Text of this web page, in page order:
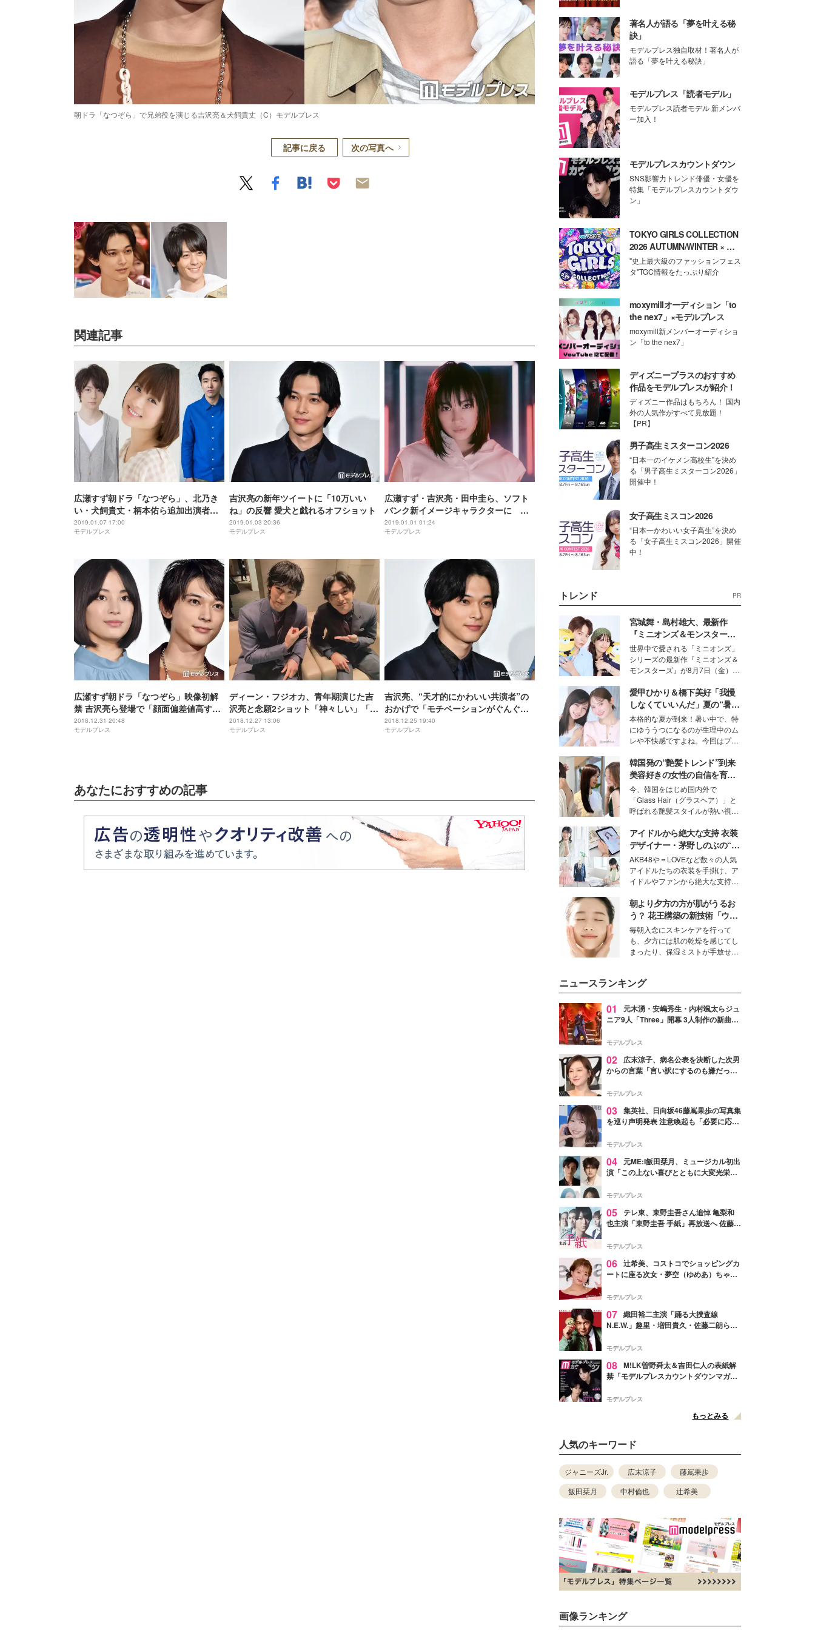
朝ドラ「なつぞら」で兄弟役を演じる吉沢亮＆犬飼貴丈（C）モデルプレス
記事に戻る 次の写真へ
関連記事
広瀬すず朝ドラ「なつぞら」、北乃き
い・犬飼貴丈・柄本佑ら追加出演者発
表
2019.01.07 17:00
モデルプレス
吉沢亮の新年ツイートに「10万いい
ね」の反響 愛犬と戯れるオフショット
2019.01.03 20:36
モデルプレス
広瀬すず・吉沢亮・田中圭ら、ソフト
バンク新イメージキャラクターに ド
派手アクションも
2019.01.01 01:24
モデルプレス
広瀬すず朝ドラ「なつぞら」映像初解
禁 吉沢亮ら登場で「顔面偏差値高す
ぎ」＜紅白本番＞
2018.12.31 20:48
モデルプレス
ディーン・フジオカ、青年期演じた吉
沢亮と念願2ショット「神々しい」「イ
ケメンの相乗効果」＜レ・ミゼラブル
終わりなき旅路＞
2018.12.27 13:06
モデルプレス
吉沢亮、“天才的にかわいい共演者”の
おかげで「モチベーションがぐんぐ
ん」＜レ・ミゼラブル 終わりなき旅路
＞
2018.12.25 19:40
モデルプレス
あなたにおすすめの記事
著名人が語る「夢を叶える秘
訣」
モデルプレス独自取材！著名人が
語る「夢を叶える秘訣」
モデルプレス「読者モデル」
モデルプレス読者モデル 新メンバ
ー加入！
モデルプレスカウントダウン
SNS影響力トレンド俳優・女優を
特集「モデルプレスカウントダウ
ン」
TOKYO GIRLS COLLECTION
2026 AUTUMN/WINTER × モ
デルプレス
"史上最大級のファッションフェス
タ"TGC情報をたっぷり紹介
moxymillオーディション「to
the nex7」×モデルプレス
moxymill新メンバーオーディショ
ン「to the nex7」
ディズニープラスのおすすめ
作品をモデルプレスが紹介！
ディズニー作品はもちろん！ 国内
外の人気作がすべて見放題！
【PR】
男子高生ミスターコン2026
“日本一のイケメン高校生”を決め
る「男子高生ミスターコン2026」
開催中！
女子高生ミスコン2026
“日本一かわいい女子高生”を決め
る「女子高生ミスコン2026」開催
中！
トレンド PR
宮城舞・島村雄大、最新作
『ミニオンズ＆モンスター
ズ』の魅力熱弁 ハチャメチャ
だけじゃない“友情と絆”に感
動
世界中で愛される「ミニオンズ」
シリーズの最新作『ミニオンズ＆
モンスターズ』が8月7日（金）に
ニオン好き”という共通点を持つモ
デルの宮城舞と島村雄大の特別対
談をお届け！それぞれの視点か
ら、今作ならではの魅力や予想外
の感動をもたらす奥深いストーリ
ーについて熱く語り合ってもらっ
た。
愛甲ひかり＆橋下美好「我慢
しなくていいんだ」夏の“暑さ
対策”の新しい選択肢とは？
本格的な夏が到来！暑い中で、特
にゆううつになるのが生理中のム
レや不快感ですよね。今回はプラ
モデル・愛甲ひかりさんと橋下美
好さんを迎えて本音で女子会トー
ク。猛暑のお出かけを快適に過ご
すヒントや、2人が感動した夏の
生理の新常識にも迫りました。
韓国発の“艶髪トレンド”到来
美容好きの女性の自信を育む
「ヘアケア事情」って？
今、韓国をはじめ国内外で
「Glass Hair（グラスヘア）」と
呼ばれる艶髪スタイルが熱い視線
ションの完成度を高めるベースと
して、“髪そのものの美しさ”に改
めて注目する人が増えている様
子。今回は、そんな憧れの艶やか
な髪を日常で叶える、美容好きの
女性たちのヘアケア事情を紹介し
ます。
アイドルから絶大な支持 衣装
デザイナー・茅野しのぶの“可
愛い”を作る美学＜「シチズン
クロスシー」インタビュー＞
AKB48や＝LOVEなど数々の人気
アイドルたちの衣装を手掛け、ア
イドルやファンから絶大な支持を
取締役兼クリエイティブディレク
ター・茅野しのぶ。一人ひとりの
個性に寄り添い、魅力を引き出す
衣装作りは、多くの女性たちに勇
気と自信を与え続けている。
朝より夕方の方が肌がうるお
う？ 花王構築の新技術「ウォ
ーターキャプチャリングスキ
ン（捕水肌）」がスキンケア
の常識を変える予感
毎朝入念にスキンケアを行って
も、夕方には肌の乾燥を感じてし
まったり、保湿ミストが手放せな
性を秘めた、革新的な「Water
Capturing Skin（ウォーターキャ
プチャリングスキン：捕水肌）」
技術を、花王が構築した。
ニュースランキング
01
元木湧・安嶋秀生・内村颯太らジュ
ニア9人「Three」開幕 3人制作の新曲＆
進んで夢を掴みたい」【ゲネプロレポ】
モデルプレス
02
広末涼子、病名公表を決断した次男
からの言葉「言い訳にするのも嫌だっ
モデルプレス
03 集英社、日向坂46藤嶌果歩の写真集
を巡り声明発表 注意喚起も「必要に応じ
モデルプレス
04 元ME:I飯田栞月、ミュージカル初出
演「この上ない喜びとともに大変光栄」
ャスト発表
モデルプレス
05 テレ東、東野圭吾さん追悼 亀梨和
也主演「東野圭吾 手紙」再放送へ 佐藤隆
モデルプレス
06 辻希美、コストコでショッピングカ
ートに座る次女・夢空（ゆめあ）ちゃん
ぎ」「成長を感じる」の声
モデルプレス
07 織田裕二主演「踊る大捜査線
N.E.W.」趣里・増田貴久・佐藤二朗ら新
徴する“謎のキーワード”も
モデルプレス
08 M!LK曽野舜太＆吉田仁人の表紙解
禁「モデルプレスカウントダウンマガジ
モデルプレス
もっとみる
人気のキーワード
ジャニーズJr. 広末涼子
藤嶌果歩
飯田栞月
中村倫也 辻希美
画像ランキング